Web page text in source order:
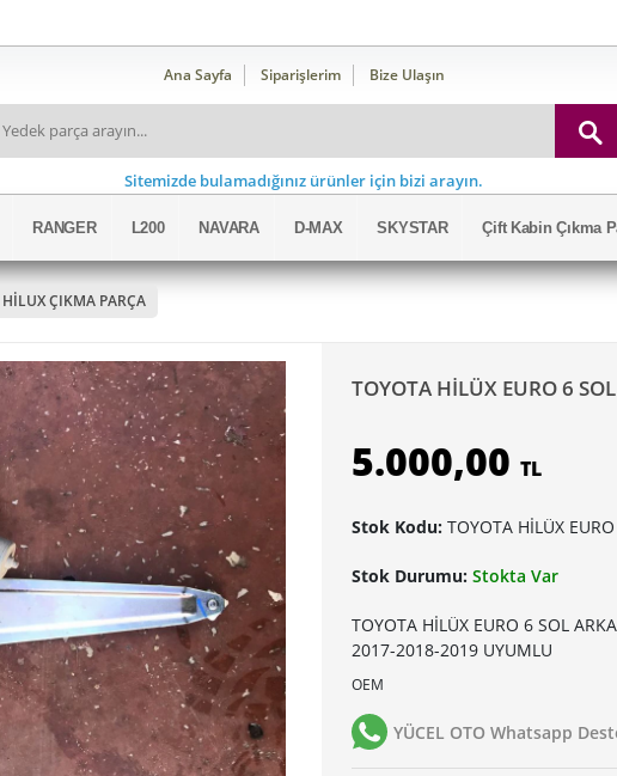
Ana Sayfa Siparişlerim Bize Ulaşın
Sitemizde bulamadığınız ürünler için bizi arayın.
RANGER L200 NAVARA D-MAX SKYSTAR Çift Kabin Çıkma
HİLUX ÇIKMA PARÇA
TOYOTA HİLÜX EURO 6
5.000,00 TL
Stok Kodu: TOYOTA HİLÜX
Stok Durumu: Stokta Var
TOYOTA HİLÜX EURO 6 SOL
2017-2018-2019 UYUMLU
OEM
YÜCEL OTO Whatsapp